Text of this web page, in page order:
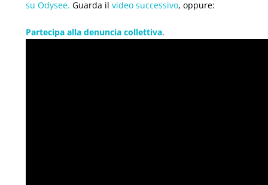
su Odysee. Guarda il video successivo, oppure:
Partecipa alla denuncia collettiva.